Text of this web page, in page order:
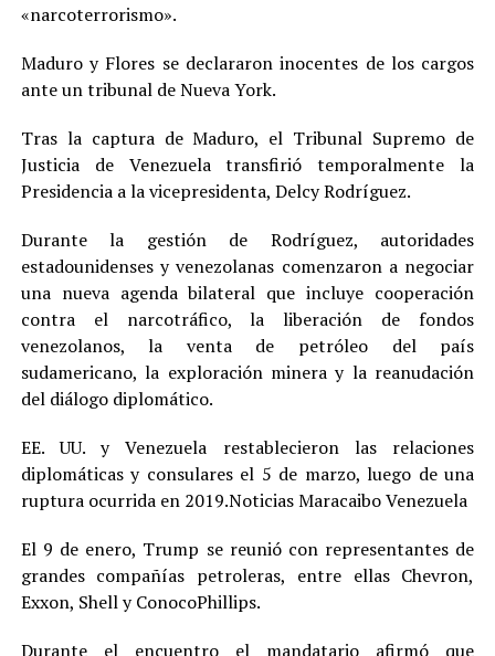
«narcoterrorismo».
Maduro y Flores se declararon inocentes de los cargos
ante un tribunal de Nueva York.
Tras la captura de Maduro, el Tribunal Supremo de
Justicia de Venezuela transfirió temporalmente la
Presidencia a la vicepresidenta, Delcy Rodríguez.
Durante la gestión de Rodríguez, autoridades
estadounidenses y venezolanas comenzaron a negociar
una nueva agenda bilateral que incluye cooperación
contra el narcotráfico, la liberación de fondos
venezolanos, la venta de petróleo del país
sudamericano, la exploración minera y la reanudación
del diálogo diplomático.
EE. UU. y Venezuela restablecieron las relaciones
diplomáticas y consulares el 5 de marzo, luego de una
ruptura ocurrida en 2019.Noticias Maracaibo Venezuela
El 9 de enero, Trump se reunió con representantes de
grandes compañías petroleras, entre ellas Chevron,
Exxon, Shell y ConocoPhillips.
Durante el encuentro el mandatario afirmó que